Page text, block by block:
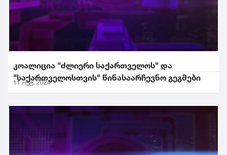
კოალიცია "ძლიერი საქართველოს" და
"საქართველოსთვის" წინასაარჩევნო გეგმები
11 ოქტ. 2024